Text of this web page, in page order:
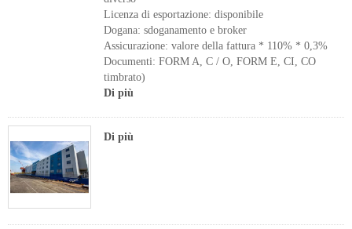
Licenza di esportazione: disponibile
Dogana: sdoganamento e broker
Assicurazione: valore della fattura * 110% * 0,3%
Documenti: FORM A, C / O, FORM E, CI, CO
timbrato)
Di più
Di più